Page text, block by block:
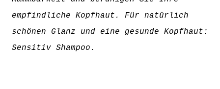
empfindliche Kopfhaut. Für natürlich
schönen Glanz und eine gesunde Kopfhaut:
Sensitiv Shampoo.